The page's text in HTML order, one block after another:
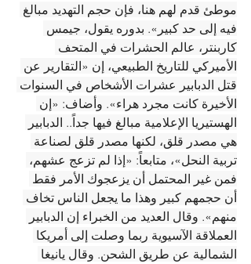
موطئ قدم لهم هنا، فإن حجم التهديد مبالغ
فيه إلى حد كبير». بدوره يقول، جيمس
كاربنتر، عالم الحشرات في المتحف
الأميركي للتاريخ الطبيعي، إن «التقارير عن
قتل الدبابير عشرات الأشخاص في السنوات
الأخيرة كانت مجرد هراء». وأضاف: «إن
الهستيريا الإعلامية مبالغ فيها جداً.. الدبابير
هي مصدر قلق، لكنها مصدر قلق لصناعة
تربية النحل»، متابعاً: «إذا لم تزعج عشهم،
فمن غير المحتمل أن يزعجوك الأمر فقط
أن حجمهم كبير وهذا ما يجعل الناس تخاف
منهم». وقال العديد من الخبراء إن الدبابير
العملاقة الآسيوية ربما وصلت إلى أمريكا
الشمالية عن طريق الشحن. وقال يانيغا